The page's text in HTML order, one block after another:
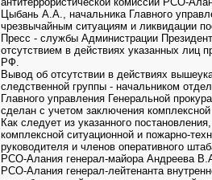
Цыбань А.А., начальника Главного
чрезвычайным ситуациям и ликвидации
Пресс - службы Администрации
отсутствием в действиях указанных лиц
РФ.
Вывод об отсутствии в действиях
следственной группы - начальником
Главного управления Генеральной
сделан с учетом заключения
Как следует из указанного
комплексной ситуационной и пожарно-
руководителя и членов оперативного
РСО-Алания генерал-майора Андреева
РСО-Алания генерал-лейтенанта